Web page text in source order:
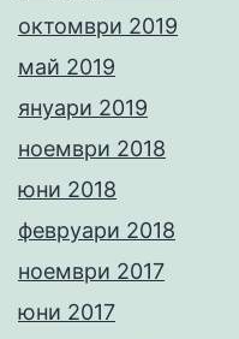
октомври 2019
май 2019
януари 2019
ноември 2018
юни 2018
февруари 2018
ноември 2017
юни 2017